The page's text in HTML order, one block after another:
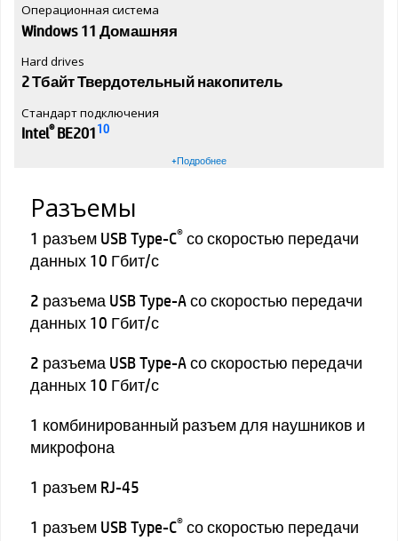
Операционная система
Windows 11 Домашняя
Hard drives
2 Тбайт Твердотельный накопитель
Стандарт подключения
Intel®BE20110
+Подробнее
Разъемы
1 разъем USB Type-C® со скоростью передачи
данных 10 Гбит/с
2 разъема USB Type-A со скоростью передачи
данных 10 Гбит/с
2 разъема USB Type-A со скоростью передачи
данных 10 Гбит/с
1 комбинированный разъем для наушников и
микрофона
1 разъем RJ-45
1 разъем USB Type-C® со скоростью передачи